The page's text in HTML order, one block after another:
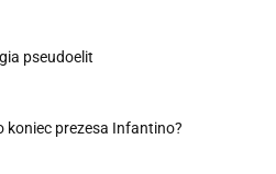
pseudoelit
koniec prezesa Infantino?